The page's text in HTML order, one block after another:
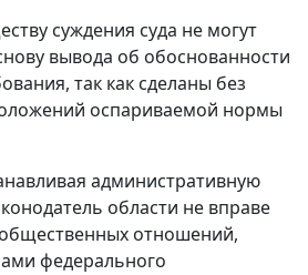
суждения суда не могут
вывода об обоснованности
так как сделаны без
оспариваемой нормы
административную
области не вправе
отношений,
федерального